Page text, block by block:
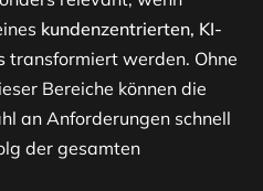
kundenzentrierten, KI-
transformiert werden. Ohne
Bereiche können die
an Anforderungen schnell
der gesamten